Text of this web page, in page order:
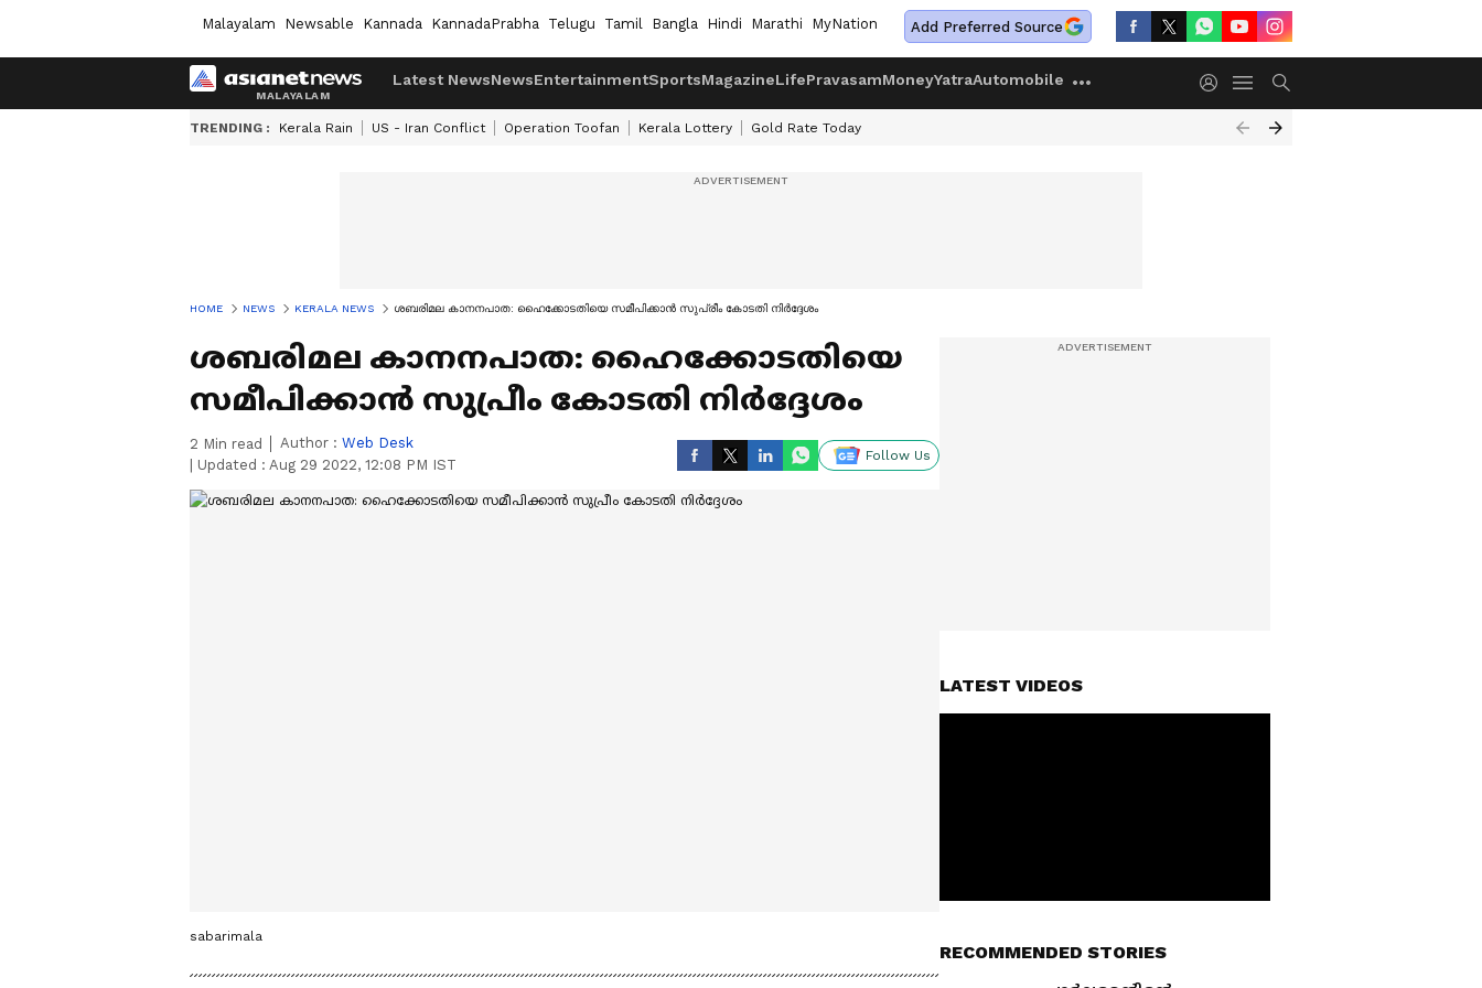
Malayalam Newsable Kannada KannadaPrabha Telugu Tamil Bangla Hindi Marathi MyNation Add Preferred Source
Latest NewsNewsEntertainmentSportsMagazineLifePravasamMoneyYatraAutomobile
TRENDING : Kerala Rain US - Iran Conflict Operation Toofan Kerala Lottery Gold Rate Today
HOME NEWS KERALA NEWS ശബരിമല കാനനപാത: ഹൈക്കോടതിയെ സമീപിക്കാൻ സുപ്രീം കോടതി നിർദ്ദേശം
ശബരിമല കാനനപാത: ഹൈക്കോടതിയെ
സമീപിക്കാൻ സുപ്രീം കോടതി നിർദ്ദേശം
2 Min read Author : Web Desk
Updated : Aug 29 2022, 12:08 PM IST
Follow Us
sabarimala
LATEST VIDEOS
RECOMMENDED STORIES